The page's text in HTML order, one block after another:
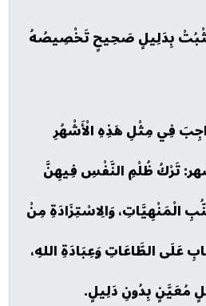
بِدَلِيلٍ صَحِيحٍ تَخْصِيصُهُ
فِي مِثْلِ هَذِهِ الْأَشْهُرِ
تَرْكُ ظُلْمِ النَّفْسِ فِيهِنَّ
الْمَنْهِيَّاتِ، وَالِاسْتِزَادَةِ مِنْ
عَلَى الطَّاعَاتِ وَعِبَادَةِ اللهِ،
مُعَيَّنٍ بِدُونِ دَلِيلٍ.